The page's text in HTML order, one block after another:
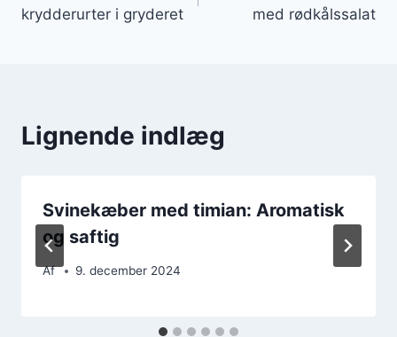
krydderurter i gryderet
med rødkålssalat
Lignende indlæg
Svinekæber med timian: Aromatisk
og saftig
Af 9. december 2024